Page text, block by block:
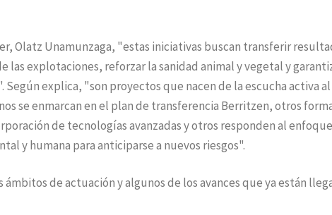
Olatz Unamunzaga, "estas iniciativas buscan transferir
explotaciones, reforzar la sanidad animal y vegetal y
explica, "son proyectos que nacen de la escucha activa al
se enmarcan en el plan de transferencia Berritzen, otros
de tecnologías avanzadas y otros responden al enfoque
y humana para anticiparse a nuevos riesgos".
de actuación y algunos de los avances que ya están